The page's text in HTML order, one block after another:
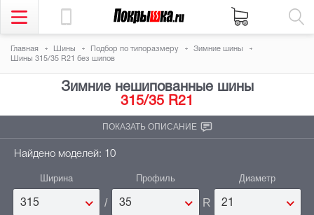
Главная Шины Подбор по типоразмеру
Зимние шины
Шины 315/35 R21 без шипов
Зимние нешипованные шины
315/35 R21
ПОКАЗАТЬ ОПИСАНИЕ
Найдено моделей: 10
Ширина
315 /
Профиль
35 R
Диаметр
21